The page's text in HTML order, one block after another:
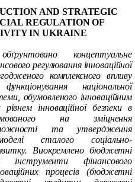
AND STRATEGIC
REGULATIONOF
IN UKRAINE
концептуальне
регулювання інноваційної
комплексного впливу
національної
обумовленого інноваційним
інноваційної безпеки в
на зміцнення
та утвердження
сталого соціально-
Виокремлено бюджетні
фінансового
процесів (бюджетні